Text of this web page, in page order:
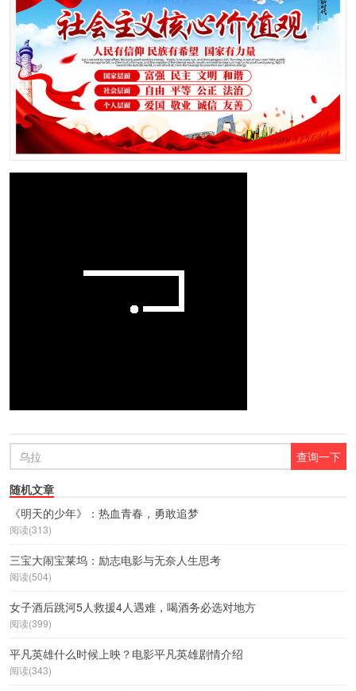
随机文章
《明天的少年》：热血青春，勇敢追梦
阅读(313)
三宝大闹宝莱坞：励志电影与无奈人生思考
阅读(504)
女子酒后跳河5人救援4人遇难，喝酒务必选对地方
阅读(399)
平凡英雄什么时候上映？电影平凡英雄剧情介绍
阅读(343)